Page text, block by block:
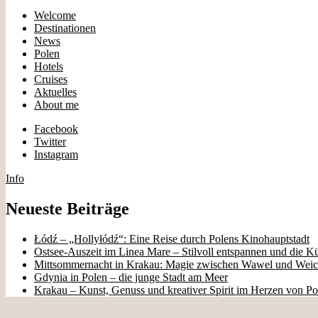
Welcome
Destinationen
News
Polen
Hotels
Cruises
Aktuelles
About me
Facebook
Twitter
Instagram
Info
Neueste Beiträge
Łódź – „Hollyłódź“: Eine Reise durch Polens Kinohauptstadt
Ostsee-Auszeit im Linea Mare – Stilvoll entspannen und die
Mittsommernacht in Krakau: Magie zwischen Wawel und
Gdynia in Polen – die junge Stadt am Meer
Krakau – Kunst, Genuss und kreativer Spirit im Herzen von